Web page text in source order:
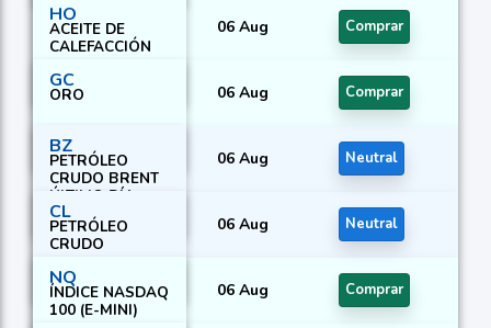
HO
ACEITE DE
CALEFACCIÓN
06 Aug Comprar
GC
ORO 06 Aug Comprar
BZ
PETRÓLEO
CRUDO BRENT
ÚLTIMO DÍA
06 Aug Neutral
CL
PETRÓLEO
CRUDO
06 Aug Neutral
NQ
ÍNDICE NASDAQ
100 (E-MINI)
06 Aug Comprar